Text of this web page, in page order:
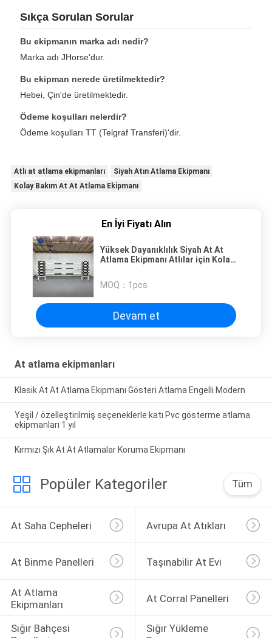
Sıkça Sorulan Sorular
Bu ekipmanın marka adı nedir?
Marka adı JHorse'dur.
Bu ekipman nerede üretilmektedir?
Hebei, Çin'de üretilmektedir.
Ödeme koşulları nelerdir?
Ödeme koşulları TT (Telgraf Transferi)'dir.
Atlı at atlama ekipmanları
Siyah Atın Atlama Ekipmanı
Kolay Bakım At At Atlama Ekipmanı
En İyi Fiyatı Alın
Yüksek Dayanıklılık Siyah At At
Atlama Ekipmanı Atlılar için Kolay
MOQ： 1pcs
Devam et
At atlama ekipmanları
Klasik At At Atlama Ekipmanı Gösteri Atlama Engelli Modern
Yeşil / özelleştirilmiş seçeneklerle katı Pvc gösterme atlama
ekipmanları 1 yıl
Kırmızı Şık At At Atlamalar Koruma Ekipmanı
Popüler Kategoriler Tüm
At Saha Cepheleri Avrupa At Atıkları
At Binme Panelleri Taşınabilir At Evi
At Atlama
Ekipmanları
At Corral Panelleri
Sığır Bahçesi
Sığır Yükleme